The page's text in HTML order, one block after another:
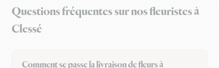
Questions fréquentes sur nos fleuristes à
Clessé
Comment se passe la livraison de fleurs à